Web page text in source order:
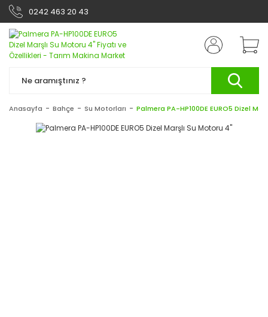
0242 463 20 43
Anasayfa Bahçe Su Motorları Palmera PA-HP100DE EURO5 Dizel